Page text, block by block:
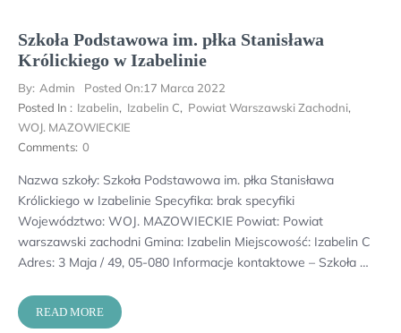
Szkoła Podstawowa im. płka Stanisława
Królickiego w Izabelinie
By: Admin Posted On:17 Marca 2022
Posted In : Izabelin, Izabelin C, Powiat Warszawski Zachodni,
WOJ. MAZOWIECKIE
Comments: 0
Nazwa szkoły: Szkoła Podstawowa im. płka Stanisława
Królickiego w Izabelinie Specyfika: brak specyfiki
Województwo: WOJ. MAZOWIECKIE Powiat: Powiat
warszawski zachodni Gmina: Izabelin Miejscowość: Izabelin C
Adres: 3 Maja / 49, 05-080 Informacje kontaktowe – Szkoła …
READ MORE